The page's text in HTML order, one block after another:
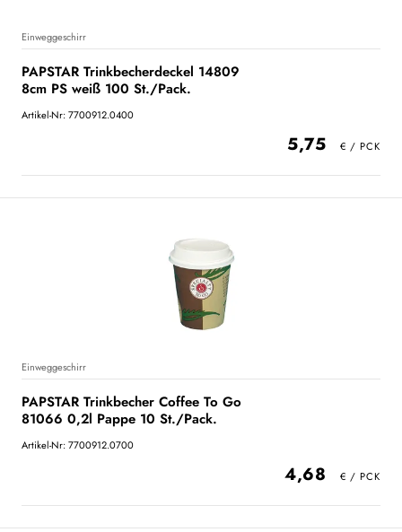
Einweggeschirr
PAPSTAR Trinkbecherdeckel 14809
8cm PS weiß 100 St./Pack.
Artikel-Nr: 7700912.0400
5,75
Einweggeschirr
PAPSTAR Trinkbecher Coffee To Go
81066 0,2l Pappe 10 St./Pack.
Artikel-Nr: 7700912.0700
4,68